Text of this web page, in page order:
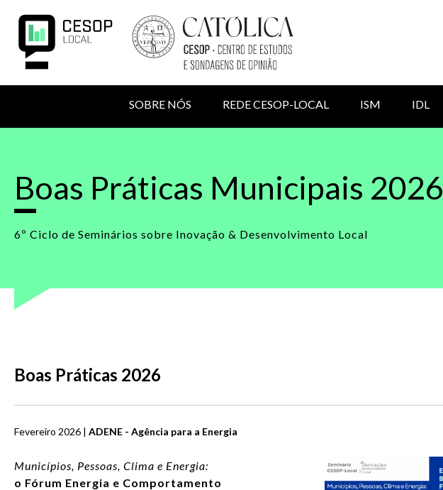
conteúdo
PRINCIPAL
SOBRE NÓS REDE CESOP-LOCAL ISM IDL
UTILIZADOR
Boas Práticas Municipais 2026
6º Ciclo de Seminários sobre Inovação & Desenvolvimento Local
Boas Práticas 2026
Fevereiro 2026 | ADENE - Agência para a Energia
Municípios, Pessoas, Clima e Energia:
o Fórum Energia e Comportamento